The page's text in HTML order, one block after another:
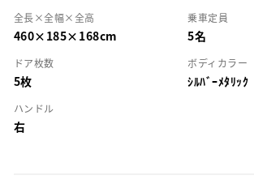
全長×全幅×全高
460×185×168cm
乗車定員
5名
ドア枚数
5枚
ボディカラー
ｼﾙﾊﾞｰﾒﾀﾘｯｸ
ハンドル
右